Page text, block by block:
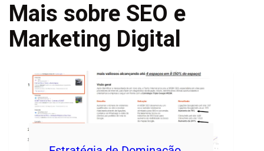
Mais sobre SEO e
Marketing Digital